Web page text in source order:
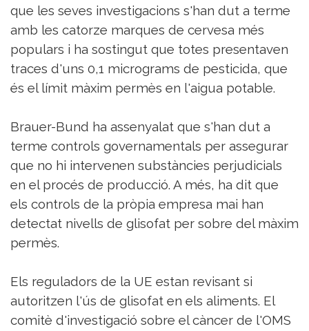
que les seves investigacions s'han dut a terme
amb les catorze marques de cervesa més
populars i ha sostingut que totes presentaven
traces d'uns 0,1 micrograms de pesticida, que
és el límit màxim permès en l'aigua potable.
Brauer-Bund ha assenyalat que s'han dut a
terme controls governamentals per assegurar
que no hi intervenen substàncies perjudicials
en el procés de producció. A més, ha dit que
els controls de la pròpia empresa mai han
detectat nivells de glisofat per sobre del màxim
permès.
Els reguladors de la UE estan revisant si
autoritzen l'ús de glisofat en els aliments. El
comitè d'investigació sobre el càncer de l'OMS